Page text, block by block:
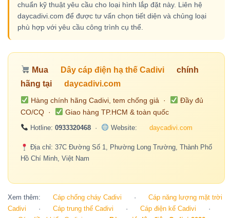
chuẩn kỹ thuật yêu cầu cho loại hình lắp đặt này. Liên hệ
daycadivi.com để được tư vấn chọn tiết diện và chủng loại
phù hợp với yêu cầu công trình cụ thể.
Mua Dây cáp điện hạ thế Cadivi
chính
hãng tại
daycadivi.com
Hàng chính hãng Cadivi, tem chống giả ·
Đầy đủ
CO/CQ ·
Giao hàng TP.HCM & toàn quốc
Hotline: 0933320468· Website: daycadivi.com
Địa chỉ: 37C Đường Số 1, Phường Long Trường, Thành Phố
Hồ Chí Minh, Việt Nam
Xem thêm: Cáp chống cháy Cadivi ·
Cáp năng lượng mặt trời
Cadivi
· Cáp trung thế Cadivi · Cáp điện kế Cadivi
·